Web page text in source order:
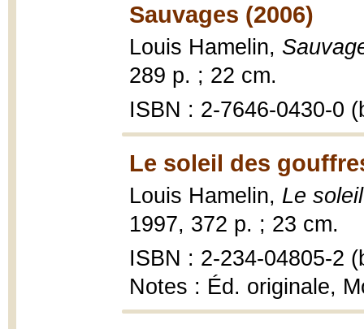
Sauvages (2006)
Louis Hamelin,
289 p. ; 22 cm.
ISBN : 2-7646-0430-0
Le soleil des
Louis Hamelin, Le
1997, 372 p. ; 23 cm.
ISBN : 2-234-04805-2
Notes : Éd. originale,